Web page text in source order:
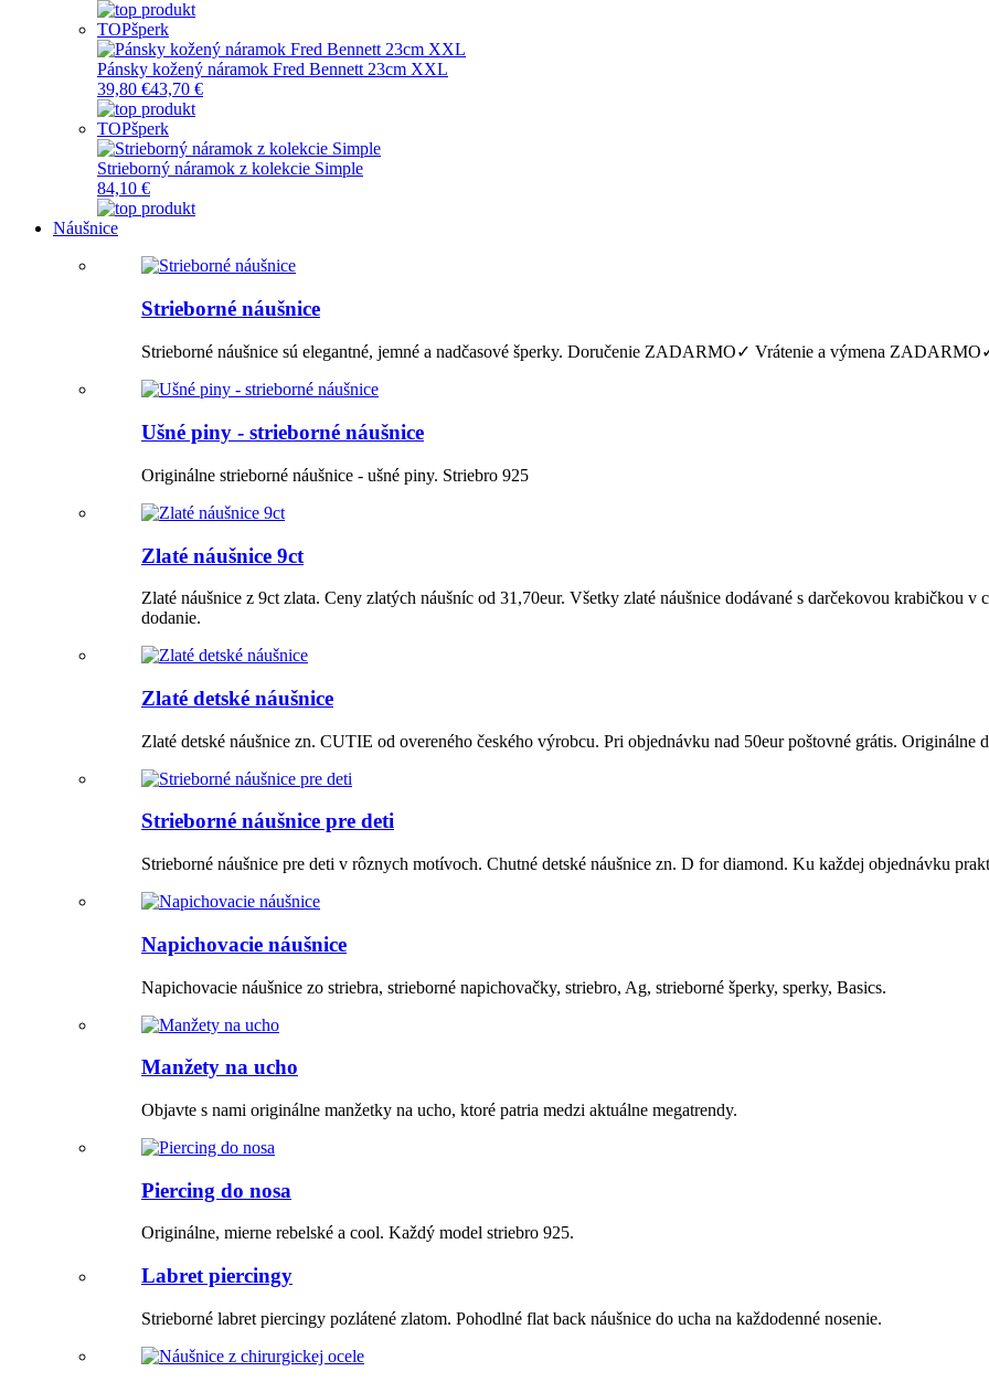
TOPšperk
Pánsky kožený náramok Fred Bennett 23cm XXL
39,80 €43,70 €
TOPšperk
Strieborný náramok z kolekcie Simple
84,10 €
Náušnice
Strieborné náušnice
Strieborné náušnice sú elegantné, jemné a nadčasové šperky. Doručenie ZADARMO✓ Vrátenie a výmena
Ušné piny - strieborné náušnice
Originálne strieborné náušnice - ušné piny. Striebro 925
Zlaté náušnice 9ct
Zlaté náušnice z 9ct zlata. Ceny zlatých náušníc od 31,70eur. Všetky zlaté náušnice dodávané s darčekovou krabičkou v
dodanie.
Zlaté detské náušnice
Zlaté detské náušnice zn. CUTIE od overeného českého výrobcu. Pri objednávku nad 50eur poštovné grátis. Originálne
Strieborné náušnice pre deti
Strieborné náušnice pre deti v rôznych motívoch. Chutné detské náušnice zn. D for diamond. Ku každej objednávku
Napichovacie náušnice
Napichovacie náušnice zo striebra, strieborné napichovačky, striebro, Ag, strieborné šperky, sperky, Basics.
Manžety na ucho
Objavte s nami originálne manžetky na ucho, ktoré patria medzi aktuálne megatrendy.
Piercing do nosa
Originálne, mierne rebelské a cool. Každý model striebro 925.
Labret piercingy
Strieborné labret piercingy pozlátené zlatom. Pohodlné flat back náušnice do ucha na každodenné nosenie.